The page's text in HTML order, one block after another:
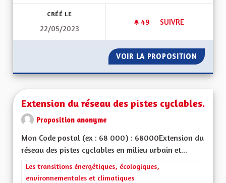
CRÉÉ LE
22/05/2023
49 49 ABONNÉS
SUIVRE
VOIR LA PROPOSITION
Extension du réseau des pistes cyclables.
Proposition anonyme
Mon Code postal (ex : 68 000) : 68000Extension du
réseau des pistes cyclables en milieu urbain et...
Filtrer les résultats de la catégorie : Les transitions
Les transitions énergétiques, écologiques,
environnementales et climatiques